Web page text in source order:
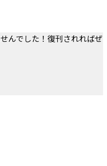
んでした！復刊されればぜ